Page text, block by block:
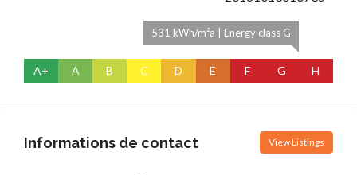
A+ A B C D E F
531 kWh/m²a | Energy class G
G H
Informations de contact View Listings